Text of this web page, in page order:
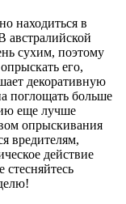
находиться в
сухим, поэтому
его,
декоративную
поглощать больше
еще лучше
опрыскивания
вредителям,
действие
стесняйтесь